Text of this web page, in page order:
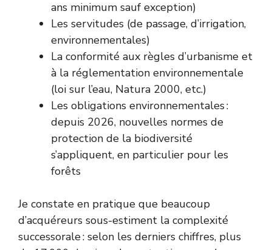
ans minimum sauf exception)
Les servitudes (de passage, d’irrigation,
environnementales)
La conformité aux règles d’urbanisme et
à la réglementation environnementale
(loi sur l’eau, Natura 2000, etc.)
Les obligations environnementales :
depuis 2026, nouvelles normes de
protection de la biodiversité
s’appliquent, en particulier pour les
forêts
Je constate en pratique que beaucoup
d’acquéreurs sous-estiment la complexité
successorale : selon les derniers chiffres, plus